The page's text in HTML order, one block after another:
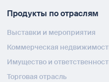
Продукты по отраслям
Выставки и мероприятия
Коммерческая
Имущество и
Торговая отрасль